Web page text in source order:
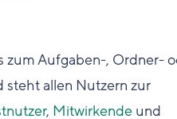
zum Aufgaben-, Ordner-
allen Nutzern zur
, Mitwirkende und